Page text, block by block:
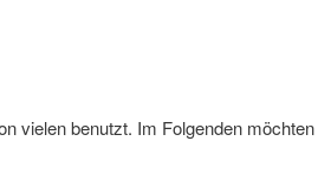
vielen benutzt. Im Folgenden möchten